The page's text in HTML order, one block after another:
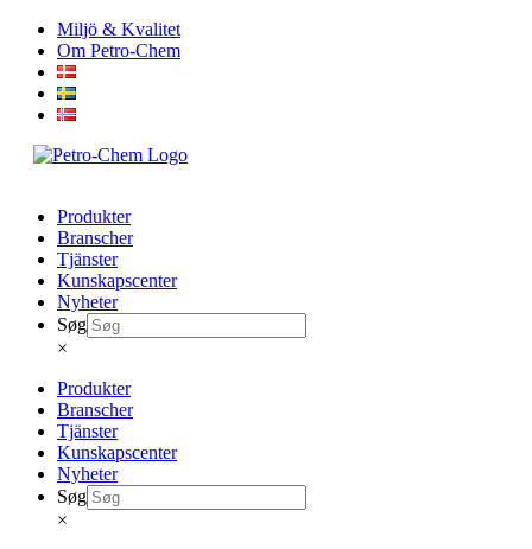
Skip
content
Miljö & Kvalitet
Om Petro-Chem
Produkter
Branscher
Tjänster
Kunskapscenter
Nyheter
Søg
×
Produkter
Branscher
Tjänster
Kunskapscenter
Nyheter
Søg
×